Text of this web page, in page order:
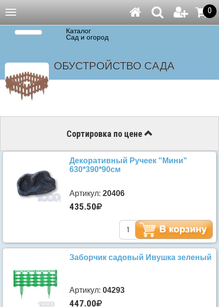
Навигация 0
Каталог
Сад и огород
ОБУСТРОЙСТВО САДА
Сортировка по цене
Декоративный Ручеек "Мини"
630*390*90см
Артикул: 20406
435.50
Заборчик садовый Ивушка зеленый
Артикул: 04293
447.00